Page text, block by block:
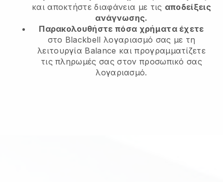
και αποκτήστε διαφάνεια με τις αποδείξεις
ανάγνωσης.
Παρακολουθήστε πόσα χρήματα έχετε
στο Blackbell λογαριασμό σας με τη
λειτουργία Balance και προγραμματίζετε
τις πληρωμές σας στον προσωπικό σας
λογαριασμό.